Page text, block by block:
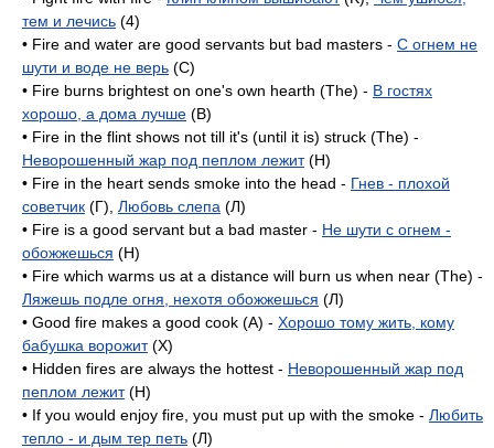
тем и лечись (4)
• Fire and water are good servants but bad masters - С огнем не
шути и воде не верь (C)
• Fire burns brightest on one's own hearth (The) - В гостях
хорошо, а дома лучше (B)
• Fire in the flint shows not till it's (until it is) struck (The) -
Неворошенный жар под пеплом лежит(H)
• Fire in the heart sends smoke into the head - Гнев - плохой
советчик (Г), Любовь слепа (Л)
• Fire is a good servant but a bad master - Не шути с огнем -
обожжешься (H)
• Fire which warms us at a distance will burn us when near (The) -
Ляжешь подле огня, нехотя обожжешься (Л)
• Good fire makes a good cook (A) - Хорошо тому жить, кому
бабушка ворожит(X)
• Hidden fires are always the hottest - Неворошенный жар под
пеплом лежит(H)
• If you would enjoy fire, you must put up with the smoke - Любить
тепло - и дым тер петь (Л)